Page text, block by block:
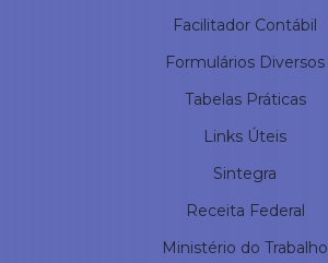
Facilitador Contábil
Formulários Diversos
Tabelas Práticas
Links Úteis
Sintegra
Receita Federal
Ministério do Trabalho